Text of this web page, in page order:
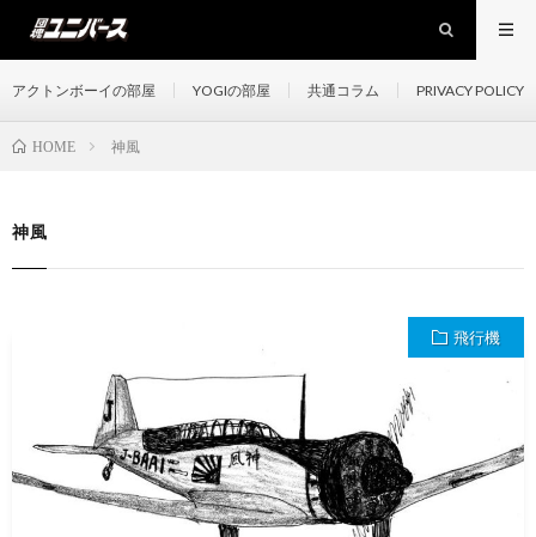
アクトンボーイの部屋 YOGIの部屋 共通コラム PRIVACY POLICY
HOME 神風
神風
飛行機